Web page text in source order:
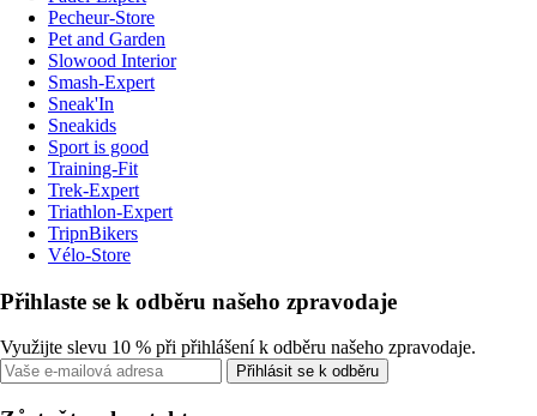
Pecheur-Store
Pet and Garden
Slowood Interior
Smash-Expert
Sneak'In
Sneakids
Sport is good
Training-Fit
Trek-Expert
Triathlon-Expert
TripnBikers
Vélo-Store
Přihlaste se k odběru našeho zpravodaje
Využijte slevu 10 % při přihlášení k odběru našeho zpravodaje.
Přihlásit se k odběru